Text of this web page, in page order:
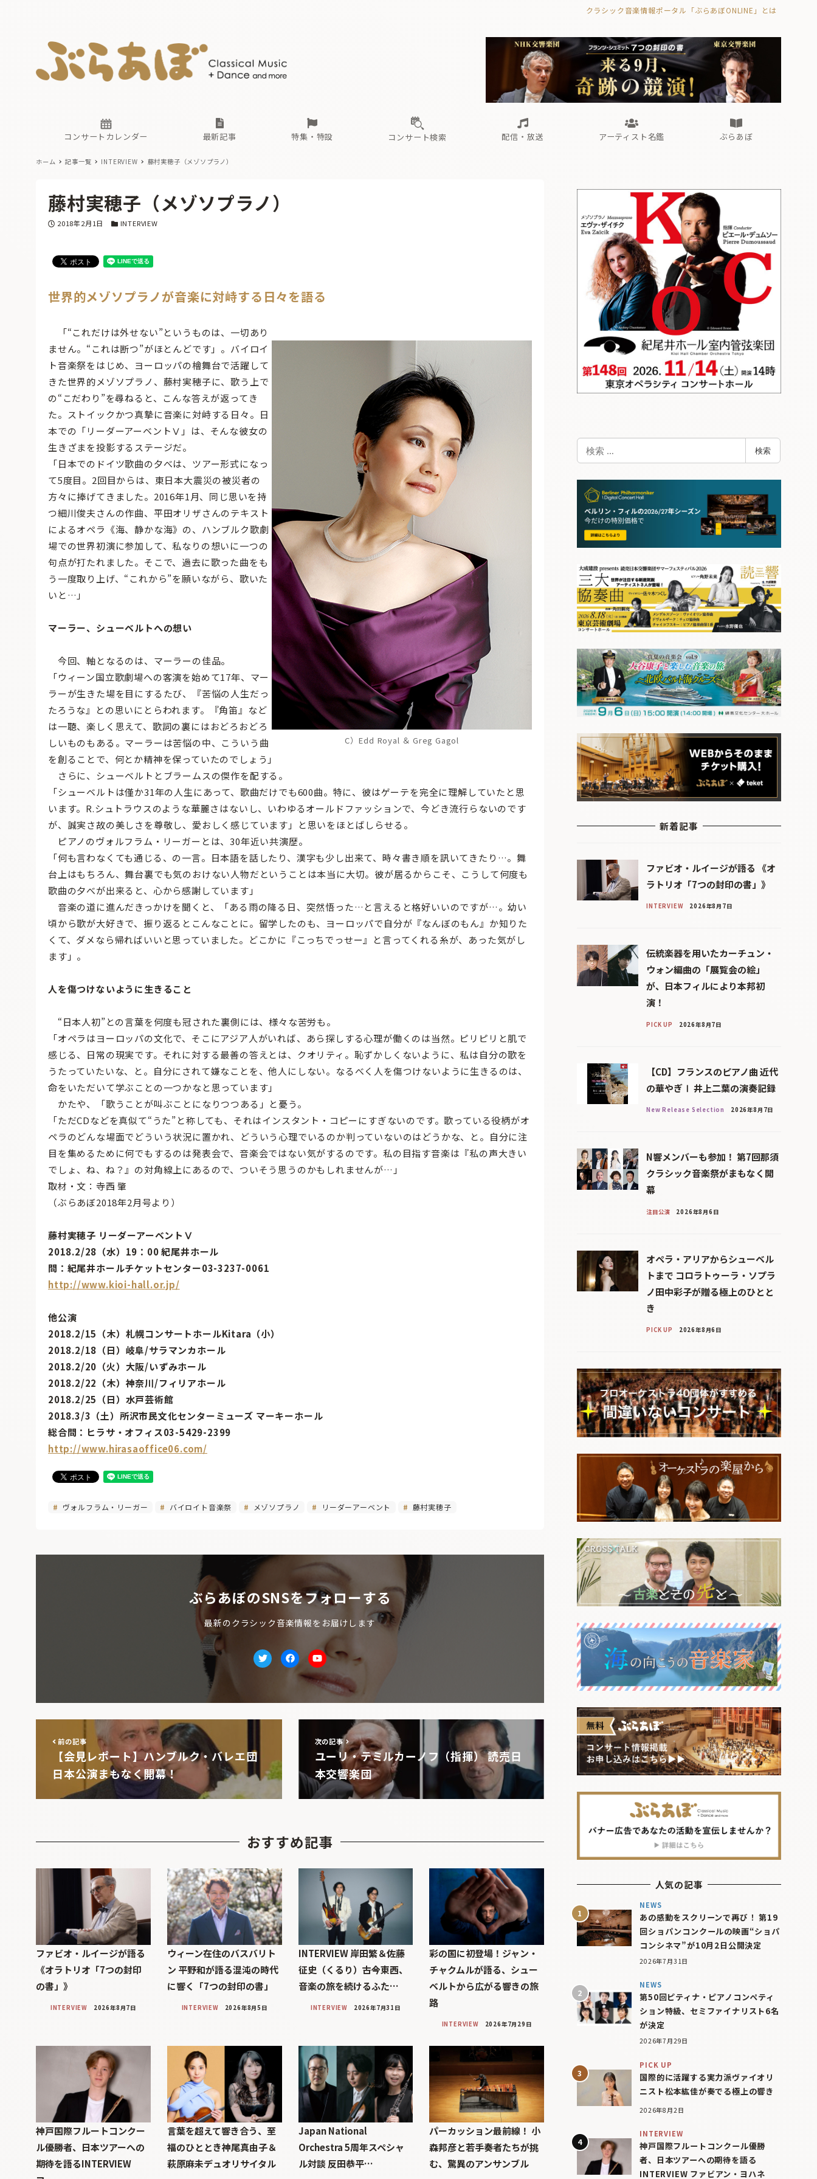
クラシック音楽情報ポータル「ぶらあぼONLINE」とは
コンサートカレンダー 最新記事
古楽とその先と ぶらあぼブラス！
フォルテピアノ・オデッセイ
特集・特設
現場のプロが推す！間違いないオーケストラコンサート
コンサート検索 配信・放送
無料ライブ配信スケジュール
アーティスト名鑑
か
ぶらあぼ
古楽とその先と Aからの眺望 ぶらあぼブラス！
フォルテピアノ・オデッセイ
無料ライブ配信スケジュール
あ か さ
ホーム 記事一覧 INTERVIEW 藤村実穂子（メゾソプラノ）
藤村実穂子（メゾソプラノ）
投稿日
2018年2月1日 カテゴリー
INTERVIEW
世界的メゾソプラノが音楽に対峙する日々を語る
C）Edd Royal ＆ Greg Gagol
「“これだけは外せない”というものは、一切あり
ません。“これは断つ”がほとんどです」。バイロイ
ト音楽祭をはじめ、ヨーロッパの檜舞台で活躍して
きた世界的メゾソプラノ、藤村実穂子に、歌う上で
の“こだわり”を尋ねると、こんな答えが返ってき
た。ストイックかつ真摯に音楽に対峙する日々。日
本での「リーダーアーベントⅤ」は、そんな彼女の
生きざまを投影するステージだ。
「日本でのドイツ歌曲の夕べは、ツアー形式になっ
て5度目。2回目からは、東日本大震災の被災者の
方々に捧げてきました。2016年1月、同じ思いを持
つ細川俊夫さんの作曲、平田オリザさんのテキスト
によるオペラ《海、静かな海》の、ハンブルク歌劇
場での世界初演に参加して、私なりの想いに一つの
句点が打たれました。そこで、過去に歌った曲をも
う一度取り上げ、“これから”を願いながら、歌いた
いと…」
マーラー、シューベルトへの想い
今回、軸となるのは、マーラーの佳品。
「ウィーン国立歌劇場への客演を始めて17年、マー
ラーが生きた場を目にするたび、『苦悩の人生だっ
たろうな』との思いにとらわれます。『角笛』など
は一聴、楽しく思えて、歌詞の裏にはおどろおどろ
しいものもある。マーラーは苦悩の中、こういう曲
を創ることで、何とか精神を保っていたのでしょう」
さらに、シューベルトとブラームスの傑作を配する。
「シューベルトは僅か31年の人生にあって、歌曲だけでも600曲。特に、彼はゲーテを完全に理解していたと思
います。R.シュトラウスのような華麗さはないし、いわゆるオールドファッションで、今どき流行らないのです
が、誠実さ故の美しさを尊敬し、愛おしく感じています」と思いをほとばしらせる。
ピアノのヴォルフラム・リーガーとは、30年近い共演歴。
「何も言わなくても通じる、の一言。日本語を話したり、漢字も少し出来て、時々書き順を訊いてきたり…。舞
台上はもちろん、舞台裏でも気のおけない人物だということは本当に大切。彼が居るからこそ、こうして何度も
歌曲の夕べが出来ると、心から感謝しています」
音楽の道に進んだきっかけを聞くと、「ある雨の降る日、突然悟った…と言えると格好いいのですが…。幼い
頃から歌が大好きで、振り返るとこんなことに。留学したのも、ヨーロッパで自分が『なんぼのもん』か知りた
くて、ダメなら帰ればいいと思っていました。どこかに『こっちでっせー』と言ってくれる糸が、あった気がし
ます」。
人を傷つけないように生きること
“日本人初”との言葉を何度も冠された裏側には、様々な苦労も。
「オペラはヨーロッパの文化で、そこにアジア人がいれば、あら探しする心理が働くのは当然。ピリピリと肌で
感じる、日常の現実です。それに対する最善の答えとは、クオリティ。恥ずかしくないように、私は自分の歌を
うたっていたいな、と。自分にされて嫌なことを、他人にしない。なるべく人を傷つけないように生きるのは、
命をいただいて学ぶことの一つかなと思っています」
かたや、「歌うことが叫ぶことになりつつある」と憂う。
「ただCDなどを真似て“うた”と称しても、それはインスタント・コピーにすぎないのです。歌っている役柄がオ
ペラのどんな場面でどういう状況に置かれ、どういう心理でいるのか判っていないのはどうかな、と。自分に注
目を集めるために何でもするのは発表会で、音楽会ではない気がするのです。私の目指す音楽は『私の声大きい
でしょ、ね、ね？』の対角線上にあるので、ついそう思うのかもしれませんが…」
取材・文：寺西 肇
（ぶらあぼ2018年2月号より）
藤村実穂子 リーダーアーベントⅤ
2018.2/28（水）19：00 紀尾井ホール
問：紀尾井ホールチケットセンター03-3237-0061
http://www.kioi-hall.or.jp/
他公演
2018.2/15（木）札幌コンサートホールKitara（小）
2018.2/18（日）岐阜/サラマンカホール
2018.2/20（火）大阪/いずみホール
2018.2/22（木）神奈川/フィリアホール
2018.2/25（日）水戸芸術館
2018.3/3（土）所沢市民文化センターミューズ マーキーホール
総合問：ヒラサ・オフィス03-5429-2399
http://www.hirasaoffice06.com/
ヴォルフラム・リーガー バイロイト音楽祭 メゾソプラノ リーダーアーベント 藤村実穂子
ぶらあぼのSNSをフォローする
最新のクラシック音楽情報をお届けします
TwitterfacebookYoutube
前の記事
【会見レポート】ハンブルク・バレエ団
日本公演まもなく開幕！
次の記事
ユーリ・テミルカーノフ（指揮） 読売日
本交響楽団
おすすめ記事
ファビオ・ルイージが語る
《オラトリオ「7つの封印
の書」》
INTERVIEW 2026年8月7日
ウィーン在住のバスバリト
ン 平野和が語る混沌の時代
に響く「7つの封印の書」
INTERVIEW 2026年8月5日
INTERVIEW 岸田繁＆佐藤
征史（くるり）――古今東西、
音楽の旅を続けるふた…
INTERVIEW 2026年7月31日
彩の国に初登場！ジャン・
チャクムルが語る、シュー
ベルトから広がる響きの旅
路
INTERVIEW 2026年7月29日
神戸国際フルートコンクー
ル優勝者、日本ツアーへの
期待を語るINTERVIEW
言葉を超えて響き合う、至
福のひととき神尾真由子＆
萩原麻未デュオリサイタル
Japan National
Orchestra 5周年スペシャ
ル対談 反田恭平…
パーカッション最前線！ 小
森邦彦と若手奏者たちが挑
む、驚異のアンサンブル
検
索
検索
新着記事
ファビオ・ルイージが語る 《オ
ラトリオ「7つの封印の書」》
INTERVIEW 2026年8月7日
伝統楽器を用いたカーチュン・
ウォン編曲の「展覧会の絵」
が、日本フィルにより本邦初
演！
PICK UP 2026年8月7日
【CD】フランスのピアノ曲 近代
の華やぎⅠ 井上二葉の演奏記録
New Release Selection 2026年8月7日
N響メンバーも参加！ 第7回那須
クラシック音楽祭がまもなく開
幕
注目公演 2026年8月6日
オペラ・アリアからシューベル
トまで コロラトゥーラ・ソプラ
ノ田中彩子が贈る極上のひとと
き
PICK UP 2026年8月6日
人気の記事
NEWS
あの感動をスクリーンで再び！ 第19
回ショパンコンクールの映画“ショパ
コンシネマ”が10月2日公開決定
2026年7月31日
NEWS
第50回ピティナ・ピアノコンペティ
ション特級、セミファイナリスト6名
が決定
2026年7月29日
PICK UP
国際的に活躍する実力派ヴァイオリ
ニスト松本紘佳が奏でる極上の響き
2026年8月2日
INTERVIEW
神戸国際フルートコンクール優勝
者、日本ツアーへの期待を語る
INTERVIEW ファビアン・ヨハネ